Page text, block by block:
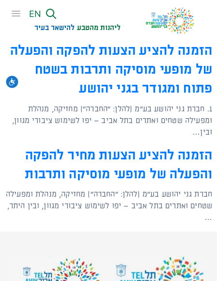
מֻפְעֶלֶת
מַעֲרֶכֶת
נָגִישׁ
בִּקְלִיק
לִנְגִישׁוּת
הָאֲתָר.
EN
ליהנות מהטבע להישאר בעיר​
הזמנה להציע הצעות להפקה והפעלה
של מופעי מוסיקה ותרבות בשטח
פתוח ומגודר בגני יהושע
1. חברת גני יהושע בע"מ (להלן: "החברה") מחזיקה, מנהלת
ומפעילה שטחים ואתרים בתל אביב – יפו לשימוש ציבורי מגוון,
ובין…
הזמנה להציע הצעות מחיר להפקה
והפעלה של מופעי מוסיקה ותרבות
חברת גני יהושע בע"מ (להלן: "החברה") מחזיקה, מנהלת ומפעילה
שטחים ואתרים בתל אביב – יפו לשימוש ציבורי מגוון, ובין היתר,
…